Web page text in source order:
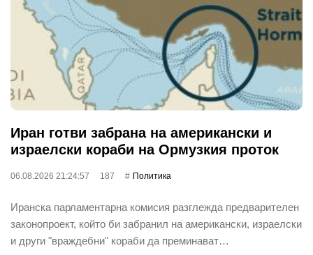
Иран готви забрана на американски и
израелски кораби на Ормузкия проток
06.08.2026 21:24:57 187 Политика
Иранска парламентарна комисия разглежда предварителен
законопроект, който би забранил на американски, израелски
и други "враждебни" кораби да преминават…